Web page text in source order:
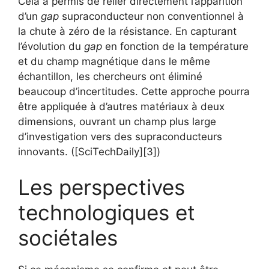
d’un gap supraconducteur non conventionnel à
la chute à zéro de la résistance. En capturant
l’évolution du gap en fonction de la température
et du champ magnétique dans le même
échantillon, les chercheurs ont éliminé
beaucoup d’incertitudes. Cette approche pourra
être appliquée à d’autres matériaux à deux
dimensions, ouvrant un champ plus large
d’investigation vers des supraconducteurs
innovants. ([SciTechDaily][3])
Les perspectives
technologiques et
sociétales